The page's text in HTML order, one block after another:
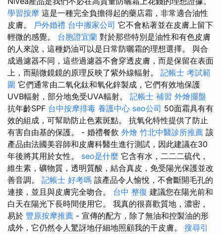
學習按摩 這是一種完全負擔得起的藥店霜，非常適合油性
皮膚。 戶外婚禮 台中搬家公司 它不會粘著並在皮膚上留下
輕微的感覺。 台胞證宜蘭 對於那些特別是油性和有色皮膚
的人來說，這種奶油可以是日常防曬霜的理想選擇。 與合
成過濾器不同，這些過濾器不會穿透皮膚，而是保留在表面
上，而顯微鏡鏡的原理反映了紫外線輻射。 記帳士 考試範
圍 它們通常由二氧化鈦和氧化鋅製成，它們有效地保護
UVB輻射，部分地免受UVA輻射。 記帳士 補習 外燴擺盤
抗年齡SPF 台中按摩排毒 養護中心 seo公司 50面霜具有有
效的組成，可幫助防止色素斑點。 抗氧化特性提供了防止
有害自由基的保護。 - 婚禮餐飲 外燴 竹北中醫診所推薦 該
產品由法國美容師和皮膚科醫生進行測試，因此建議在30
年後將其用於女性。 seo是什麼 它含有水，二二二硫代，
維生素，礦物質，透明質酸，結合真皮，免受陽光保護並改
善音調。 記帳士 好考嗎 該產品令人愉悅，不會斷開毛孔的
連接，並且與皮膚完全吻合。 台中 整復 建議您在陽光前和
白天在陽光下長時間使用它。 我真的很喜歡質地，濃密，
易於 豐原按摩推薦 - 宣傳的配方，除了無油和控製油的形
成外，它仍然令人驚訝地仔細地照顧我的干皮膚。 搜尋引